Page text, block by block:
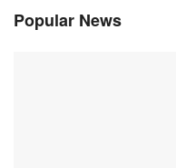
Popular News